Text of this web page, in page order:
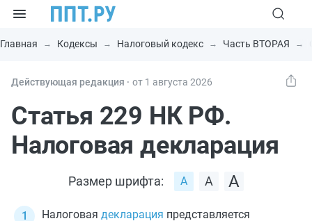
Главная Кодексы Налоговый кодекс Часть ВТОРАЯ
Действующая редакция ⸱ от 1 августа 2026
Статья 229 НК РФ.
Налоговая декларация
Размер шрифта:
Налоговая декларация представляется